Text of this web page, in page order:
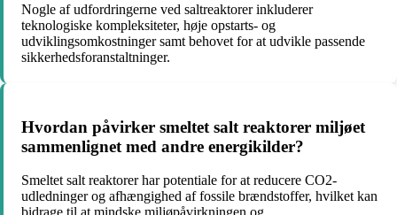
Nogle af udfordringerne ved saltreaktorer inkluderer
teknologiske kompleksiteter, høje opstarts- og
udviklingsomkostninger samt behovet for at udvikle passende
sikkerhedsforanstaltninger.
Hvordan påvirker smeltet salt reaktorer miljøet
sammenlignet med andre energikilder?
Smeltet salt reaktorer har potentiale for at reducere CO2-
udledninger og afhængighed af fossile brændstoffer, hvilket kan